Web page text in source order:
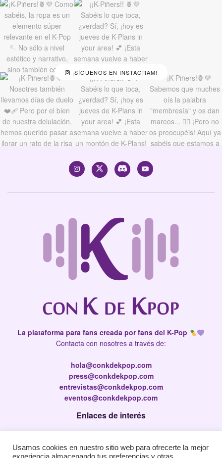
¡SÍGUENOS EN INSTAGRAM!
La plataforma para fans creada por fans del K-Pop
Contacta con nosotres a través de:
hola@conkdekpop.com
press@conkdekpop.com
entrevistas@conkdekpop.com
eventos@conkdekpop.com
Enlaces de interés
Política de privacidad
Usamos cookies en nuestro sitio web para ofrecerte la mejor